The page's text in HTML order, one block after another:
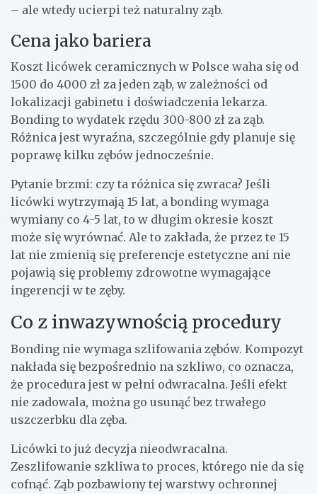
– ale wtedy ucierpi też naturalny ząb.
Cena jako bariera
Koszt licówek ceramicznych w Polsce waha się od
1500 do 4000 zł za jeden ząb, w zależności od
lokalizacji gabinetu i doświadczenia lekarza.
Bonding to wydatek rzędu 300-800 zł za ząb.
Różnica jest wyraźna, szczególnie gdy planuje się
poprawę kilku zębów jednocześnie.
Pytanie brzmi: czy ta różnica się zwraca? Jeśli
licówki wytrzymają 15 lat, a bonding wymaga
wymiany co 4-5 lat, to w długim okresie koszt
może się wyrównać. Ale to zakłada, że przez te 15
lat nie zmienią się preferencje estetyczne ani nie
pojawią się problemy zdrowotne wymagające
ingerencji w te zęby.
Co z inwazywnością procedury
Bonding nie wymaga szlifowania zębów. Kompozyt
nakłada się bezpośrednio na szkliwo, co oznacza,
że procedura jest w pełni odwracalna. Jeśli efekt
nie zadowala, można go usunąć bez trwałego
uszczerbku dla zęba.
Licówki to już decyzja nieodwracalna.
Zeszlifowanie szkliwa to proces, którego nie da się
cofnąć. Ząb pozbawiony tej warstwy ochronnej